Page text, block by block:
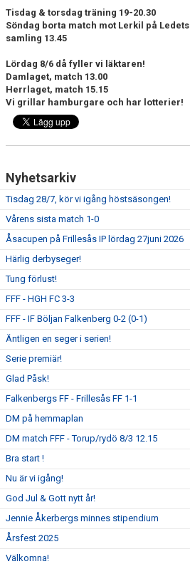
MATCHREFERAT A-LAGET
SPELARRÅDET
Tisdag & torsdag träning 19-20.30
Söndag borta match mot Lerkil på Ledets
samling 13.45
Lördag 8/6 då fyller vi läktaren!
Damlaget, match 13.00
Herrlaget, match 15.15
Vi grillar hamburgare och har lotterier!
Nyhetsarkiv
Tisdag 28/7, kör vi igång höstsäsongen!
Vårens sista match 1-0
Åsacupen på Frillesås IP lördag 27juni 2026
Härlig derbyseger!
Tung förlust!
FFF - HGH FC 3-3
FFF - IF Böljan Falkenberg 0-2 (0-1)
Äntligen en seger i serien!
Serie premiär!
Glad Påsk!
Falkenbergs FF - Frillesås FF 1-1
DM på hemmaplan
DM match FFF - Torup/rydö 8/3 12.15
Bra start !
Nu är vi igång!
God Jul & Gott nytt år!
Jennie Åkerbergs minnes stipendium
Årsfest 2025
Välkomna!